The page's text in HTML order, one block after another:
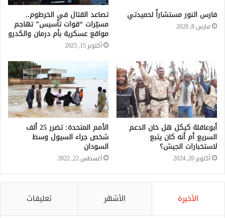
تصاعد القتال في الخرطوم..
مسيّرات “قوات تأسيس” تهاجم
مواقع عسكرية بأم درمان والكدرو
أكتوبر 15, 2025
أبوعاقلة كيكل هل خان الدعم
السريع أم أنه كان يتبع
لاستخبارات الجيش؟
أكتوبر 20, 2024
الأمم المتحدة: تضرر 25 ألف
شخص جراء السيول وسط
السودان
أغسطس 22, 2022
الأخيرة الأشهر تعليقات